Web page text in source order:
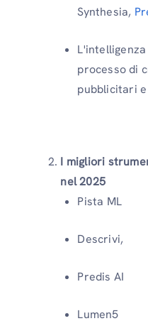
Synthesia,
processo di
pubblicitari
I migliori
nel 2025
Pista ML
Descrivi,
Predis AI
Lumen5